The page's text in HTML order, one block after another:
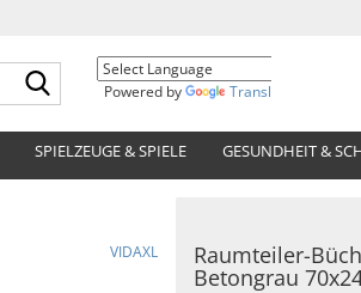
Suche...
Powered by
Translate
SPIELZEUGE & SPIELE GESUNDHEIT &
VIDAXL
Raumteiler-
Betongrau